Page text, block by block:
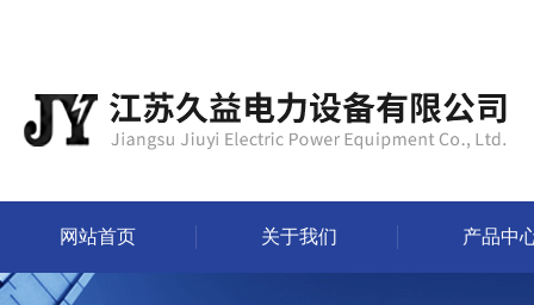
网站首页 关于我们 产品中